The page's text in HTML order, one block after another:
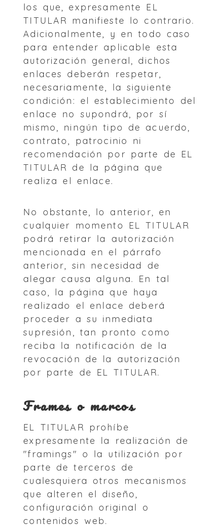
los que, expresamente EL
TITULAR manifieste lo contrario.
Adicionalmente, y en todo caso
para entender aplicable esta
autorización general, dichos
enlaces deberán respetar,
necesariamente, la siguiente
condición: el establecimiento del
enlace no supondrá, por sí
mismo, ningún tipo de acuerdo,
contrato, patrocinio ni
recomendación por parte de EL
TITULAR de la página que
realiza el enlace.
No obstante, lo anterior, en
cualquier momento EL TITULAR
podrá retirar la autorización
mencionada en el párrafo
anterior, sin necesidad de
alegar causa alguna. En tal
caso, la página que haya
realizado el enlace deberá
proceder a su inmediata
supresión, tan pronto como
reciba la notificación de la
revocación de la autorización
por parte de EL TITULAR.
Frames o marcos
EL TITULAR prohíbe
expresamente la realización de
"framings" o la utilización por
parte de terceros de
cualesquiera otros mecanismos
que alteren el diseño,
configuración original o
contenidos web.